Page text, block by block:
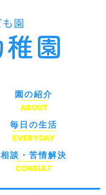
園の紹介
ABOUT
毎日の生活
EVERYDAY
相談・苦情解決
CONSULT